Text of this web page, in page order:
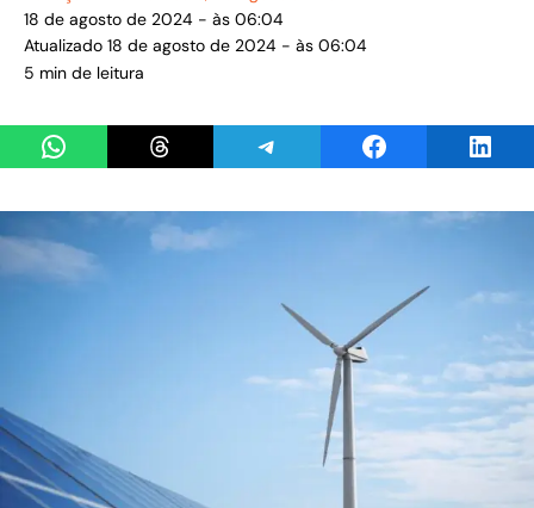
18 de agosto de 2024 - às 06:04
Atualizado 18 de agosto de 2024 - às 06:04
5 min de leitura
Share on WhatsAppShare on ThreadsShare on TelegramShare on Facebook